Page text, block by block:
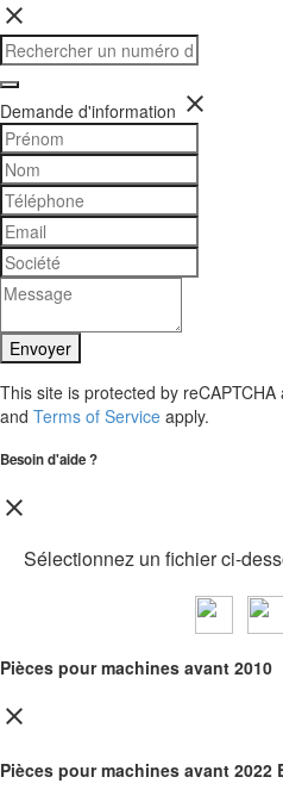
close
Demande d'information close
Envoyer
This site is protected by
and Terms of Service apply.
Besoin d'aide ?
close
Sélectionnez un fichier ci-
Pièces pour machines avant 2010
close
Pièces pour machines avant 2022